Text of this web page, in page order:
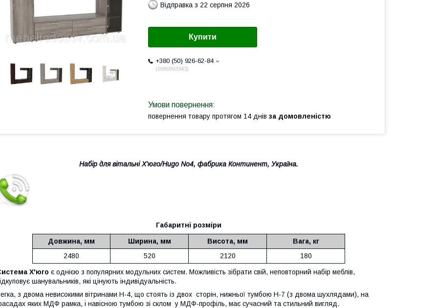
Відправка з 22 серпня 2026
Купити
+380 (50) 926-62-84
0980893343
повернення товару протягом 14 днів за домовленістю
Набір для вітальні Х'юго/Hugo No4, фабрика Континент, Україна.
Габаритні розміри
Довжина, мм Ширина, мм Висота, мм
Вага, кг
2480
520 2120 180
Х'юго є однією з популярних модульних систем. Можливість зібрати свій, неповторний набір меблів,
шанувальників, які цінують індивідуальність.
з двома невисокими вітринами Н-4, що стоять із двох сторін, нижньої тумбою Н-7 (з двома шухлядами), на
яких МДФ рамка, і навісною тумбою зі склом у МДФ-профіль, має сучасний та стильний вигляд.